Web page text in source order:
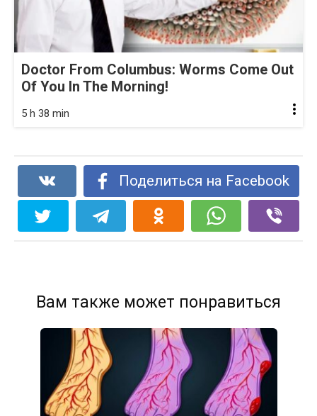
Doctor From Columbus: Worms Come Out
Of You In The Morning!
5 h 38 min
Поделиться на Facebook
Вам также может понравиться